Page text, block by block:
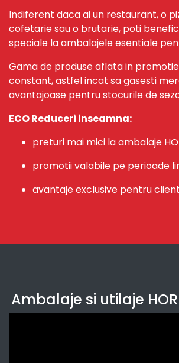
Indiferent daca ai un restaurant, o
cofetarie sau o brutarie, poti
speciale la ambalajele esentiale
Gama de produse aflata in
constant, astfel incat sa gasesti
avantajoase pentru stocurile de
ECO Reduceri inseamna:
preturi mai mici la ambalaje
promotii valabile pe perioade
avantaje exclusive pentru
Ambalaje si utilaje